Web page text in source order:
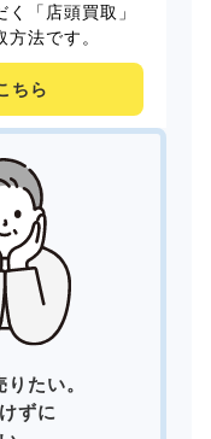
「店頭買取」
法です。
ちら
たい。
ずに